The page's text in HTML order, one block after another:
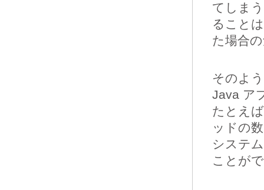
てしま
ること
た場合
そのよ
Java ア
たとえ
ッドの
システ
ことが